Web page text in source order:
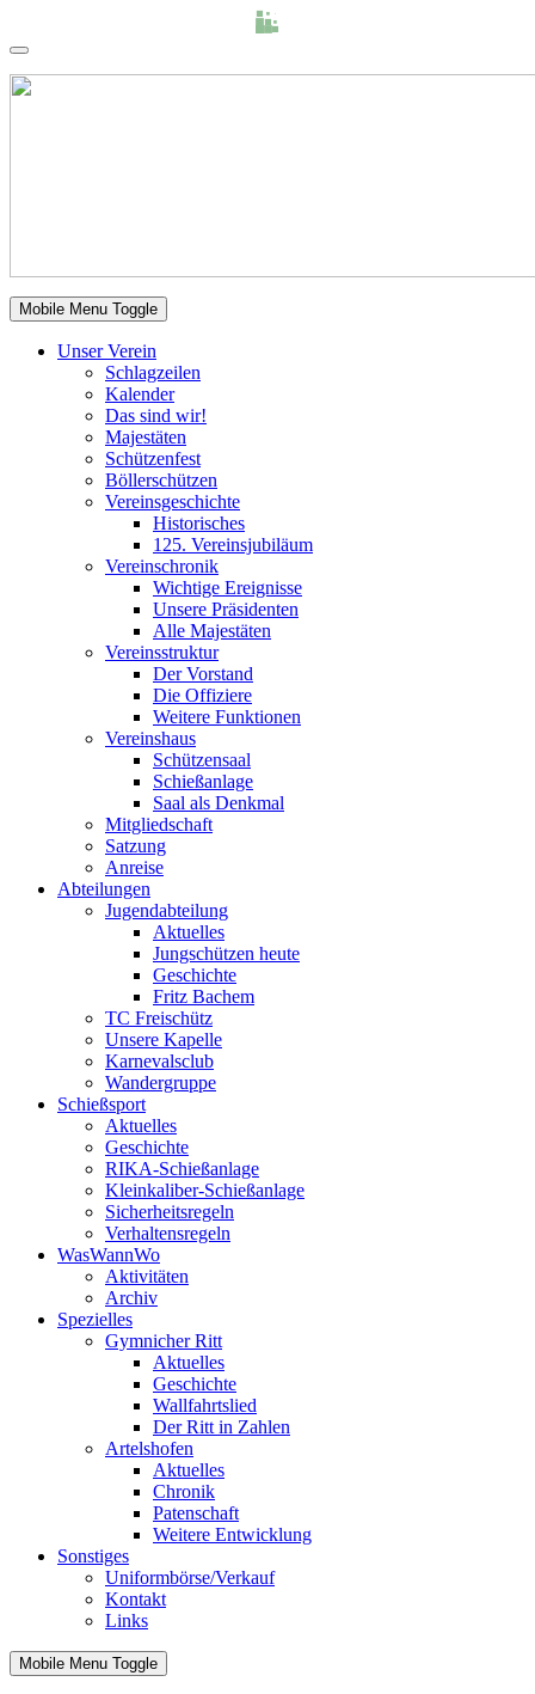
Mobile Menu Toggle
Unser Verein
Schlagzeilen
Kalender
Das sind wir!
Majestäten
Schützenfest
Böllerschützen
Vereinsgeschichte
Historisches
125. Vereinsjubiläum
Vereinschronik
Wichtige Ereignisse
Unsere Präsidenten
Alle Majestäten
Vereinsstruktur
Der Vorstand
Die Offiziere
Weitere Funktionen
Vereinshaus
Schützensaal
Schießanlage
Saal als Denkmal
Mitgliedschaft
Satzung
Anreise
Abteilungen
Jugendabteilung
Aktuelles
Jungschützen heute
Geschichte
Fritz Bachem
TC Freischütz
Unsere Kapelle
Karnevalsclub
Wandergruppe
Schießsport
Aktuelles
Geschichte
RIKA-Schießanlage
Kleinkaliber-Schießanlage
Sicherheitsregeln
Verhaltensregeln
WasWannWo
Aktivitäten
Archiv
Spezielles
Gymnicher Ritt
Aktuelles
Geschichte
Wallfahrtslied
Der Ritt in Zahlen
Artelshofen
Aktuelles
Chronik
Patenschaft
Weitere Entwicklung
Sonstiges
Uniformbörse/Verkauf
Kontakt
Links
Mobile Menu Toggle